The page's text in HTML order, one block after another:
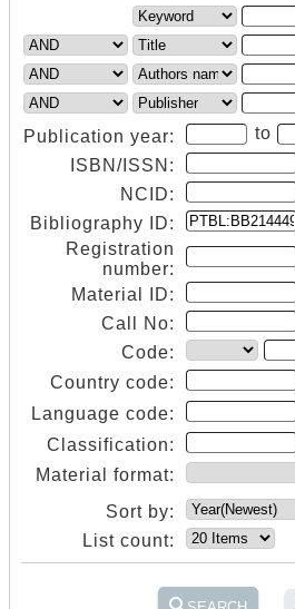
Publication year:
to
ISBN/ISSN:
NCID:
Bibliography ID:
Registration
number:
Material ID:
Call No:
Code:
Country code:
Language code:
Classification:
Material format:
Sort by:
List count: